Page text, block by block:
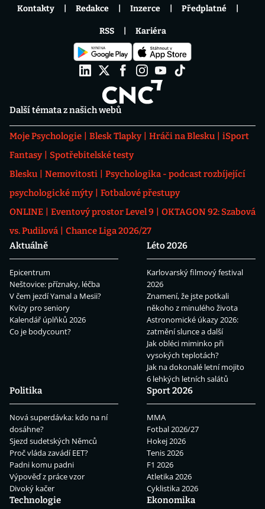
Další témata z našich webů
Moje Psychologie Blesk Tlapky Hráči na Blesku
iSport
Fantasy
Spotřebitelské testy
Blesku
Nemovitosti
Psychologika - podcast rozbíjející
psychologické mýty
Fotbalové přestupy
ONLINE
Eventový prostor Level 9
OKTAGON 92: Szabová
vs. Pudilová
Chance Liga 2026/27
Aktuálně
Epicentrum
Neštovice: příznaky, léčba
V čem jezdí Yamal a Mesii?
Kvízy pro seniory
Kalendář úplňků 2026
Co je bodycount?
Léto 2026
Karlovarský filmový festival
2026
Znamení, že jste potkali
někoho z minulého života
Astronomické úkazy 2026:
zatmění slunce a další
Jak obléci miminko při
vysokých teplotách?
Jak na dokonalé letní mojito
6 lehkých letních salátů
Politika
Nová superdávka: kdo na ní
dosáhne?
Sjezd sudetských Němců
Proč vláda zavádí EET?
Padni komu padni
Výpověď z práce vzor
Divoký kačer
Sport 2026
MMA
Fotbal 2026/27
Hokej 2026
Tenis 2026
F1 2026
Atletika 2026
Cyklistika 2026
Technologie
Ekonomika
Kontakty Redakce Inzerce Předplatné
RSS Kariéra